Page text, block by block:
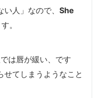
人」なので、 She
。
は唇が緩い、です
せてしまうようなこと